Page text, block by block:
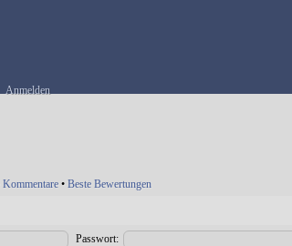
Anmelden
Kommentare • Beste Bewertungen
Passwort: